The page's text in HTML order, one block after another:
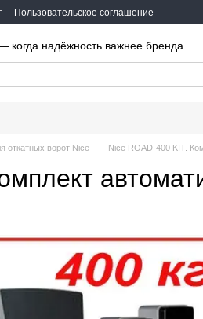
Пользовательское соглашение
когда надёжность важнее бренда
откатных ворот Nice Nice ROAD-400 KIT.